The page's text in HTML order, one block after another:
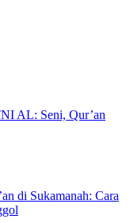
AL: Seni, Qur’an
di Sukamanah: Cara